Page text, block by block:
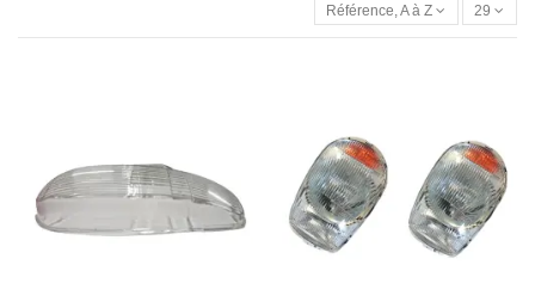
Référence, A à Z 29